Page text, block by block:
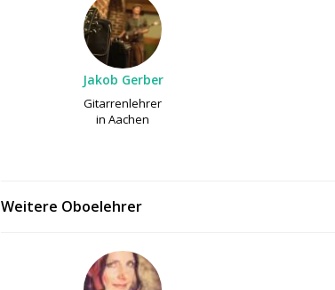
Jakob Gerber
Gitarrenlehrer
in Aachen
Weitere Oboelehrer